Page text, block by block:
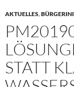
AKTUELLES,
STATT